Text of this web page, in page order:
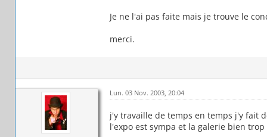
Je ne l'ai pas faite mais je trouve le
merci.
Lun. 03 Nov. 2003, 20:04
j'y travaille de temps en temps j'y fait
l'expo est sympa et la galerie bien